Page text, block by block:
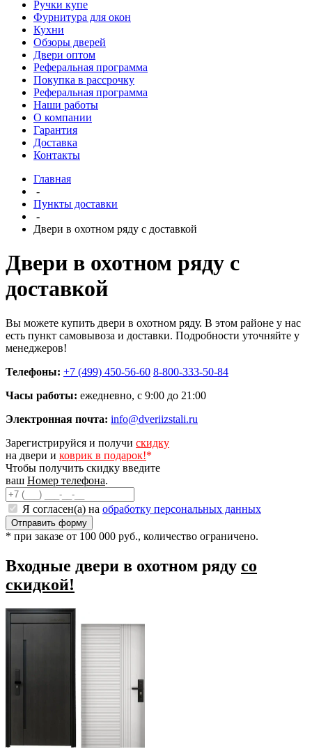
Ручки купе
Фурнитура для окон
Кухни
Обзоры дверей
Двери оптом
Реферальная программа
Покупка в рассрочку
Реферальная программа
Наши работы
О компании
Гарантия
Доставка
Контакты
Главная
-
Пункты доставки
-
Двери в охотном ряду с доставкой
Двери в охотном ряду с
доставкой
Вы можете купить двери в охотном ряду. В этом районе у нас
есть пункт самовывоза и доставки. Подробности уточняйте у
менеджеров!
Телефоны: +7 (499) 450-56-60 8-800-333-50-84
Часы работы: ежедневно, с 9:00 до 21:00
Электронная почта: info@dveriizstali.ru
Зарегистрируйся и получи скидку
на двери и коврик в подарок!*
Чтобы получить скидку введите
ваш Номер телефона.
Я согласен(а) на обработку персональных данных
* при заказе от 100 000 руб., количество ограничено.
Входные двери в охотном ряду со
скидкой!